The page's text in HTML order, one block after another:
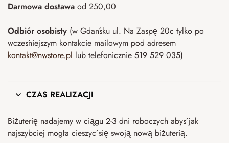
Darmowa dostawa od 250,00
Odbiór osobisty (w Gdańsku ul. Na Zaspę 20c tylko po
wcześniejszym kontakcie mailowym pod adresem
kontakt@nwstore.pl lub telefonicznie 519 529 035)
CZAS REALIZACJI
Biżuterię nadajemy w ciągu 2-3 dni roboczych abyś jak
najszybciej mogła cieszyć się swoją nową biżuterią.